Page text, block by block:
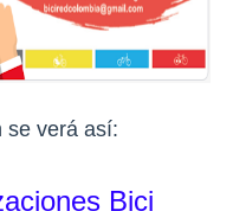
se verá así:
Bici